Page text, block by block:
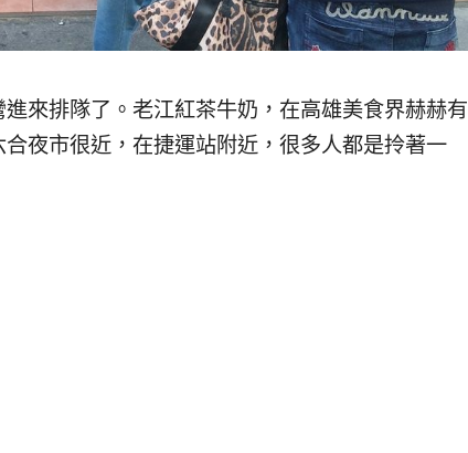
來排隊了。老江紅茶牛奶，在高雄美食界赫赫有
夜市很近，在捷運站附近，很多人都是拎著一